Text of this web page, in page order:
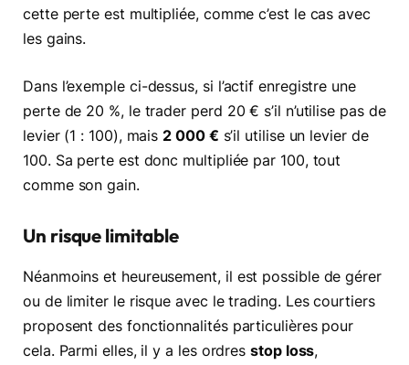
cette perte est multipliée, comme c’est le cas avec
les gains.
Dans l’exemple ci-dessus, si l’actif enregistre une
perte de 20 %, le trader perd 20 € s’il n’utilise pas de
levier (1 : 100), mais2 000 € s’il utilise un levier de
100. Sa perte est donc multipliée par 100, tout
comme son gain.
Un risque limitable
Néanmoins et heureusement, il est possible de gérer
ou de limiter le risque avec le trading. Les courtiers
proposent des fonctionnalités particulières pour
cela. Parmi elles, il y a les ordresstop loss,